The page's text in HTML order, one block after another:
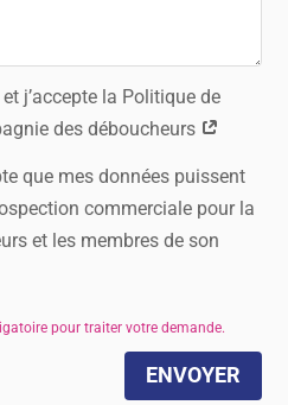
j’accepte la Politique de
des déboucheurs
que mes données puissent
commerciale pour la
et les membres de son
ENVOYER